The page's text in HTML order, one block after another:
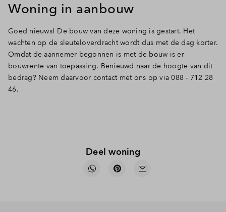
Woning in aanbouw
Goed nieuws! De bouw van deze woning is gestart. Het
wachten op de sleuteloverdracht wordt dus met de dag korter.
Omdat de aannemer begonnen is met de bouw is er
bouwrente van toepassing. Benieuwd naar de hoogte van dit
bedrag? Neem daarvoor contact met ons op via088 - 712 28
46.
Deel woning